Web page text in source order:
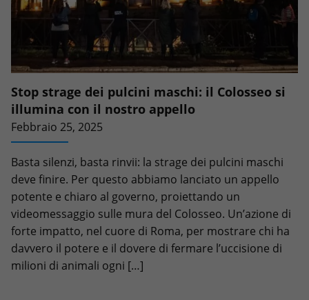
Stop strage dei pulcini maschi: il Colosseo si
illumina con il nostro appello
Febbraio 25, 2025
Basta silenzi, basta rinvii: la strage dei pulcini maschi
deve finire. Per questo abbiamo lanciato un appello
potente e chiaro al governo, proiettando un
videomessaggio sulle mura del Colosseo. Un’azione di
forte impatto, nel cuore di Roma, per mostrare chi ha
davvero il potere e il dovere di fermare l’uccisione di
milioni di animali ogni […]